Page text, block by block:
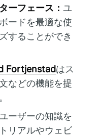
ーフェース：ユ
ードを最適な使
することができ
Fortjenstadはス
などの機能を提
ーザーの知識を
リアルやウェビ